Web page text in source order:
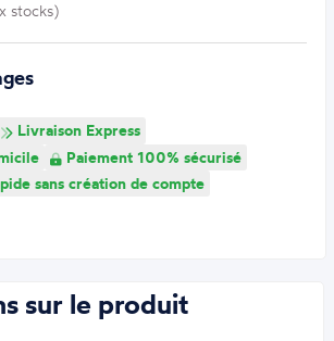
stocks)
Livraison Express
Paiement 100% sécurisé
sans création de compte
sur le produit